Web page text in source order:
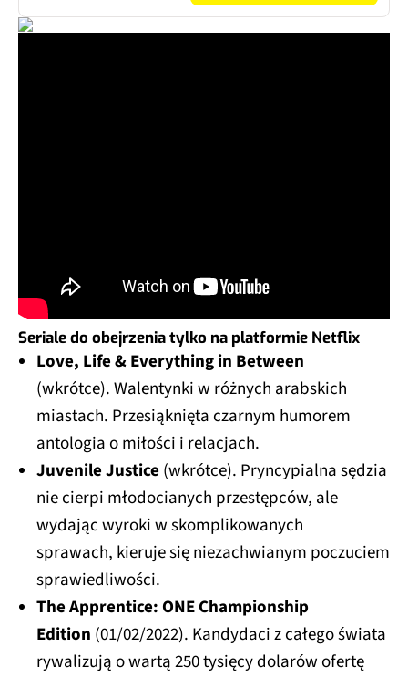
Seriale do obejrzenia tylko na platformie Netflix
Love, Life & Everything in Between
(wkrótce). Walentynki w różnych arabskich
miastach. Przesiąknięta czarnym humorem
antologia o miłości i relacjach.
Juvenile Justice(wkrótce). Pryncypialna sędzia
nie cierpi młodocianych przestępców, ale
wydając wyroki w skomplikowanych
sprawach, kieruje się niezachwianym poczuciem
sprawiedliwości.
The Apprentice: ONE Championship
Edition (01/02/2022). Kandydaci z całego świata
rywalizują o wartą 250 tysięcy dolarów ofertę